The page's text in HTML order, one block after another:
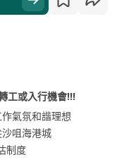
工或入行機會!!!
氣氛和諧理想
咀海港城
制度